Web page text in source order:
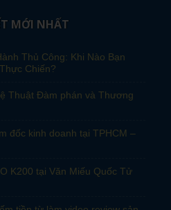
MỚI NHẤT
Thủ Công: Khi Nào Bạn
Chiến?
Thuật Đàm phán và Thương
đốc kinh doanh tại TPHCM –
K200 tại Văn Miếu Quốc Tử